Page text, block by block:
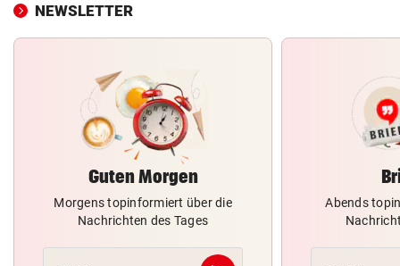
NEWSLETTER
Guten Morgen
Morgens topinformiert über die
Nachrichten des Tages
Abends